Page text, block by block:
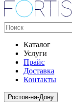
Каталог
Услуги
Прайс
Доставка
Контакты
Ростов-на-Дону